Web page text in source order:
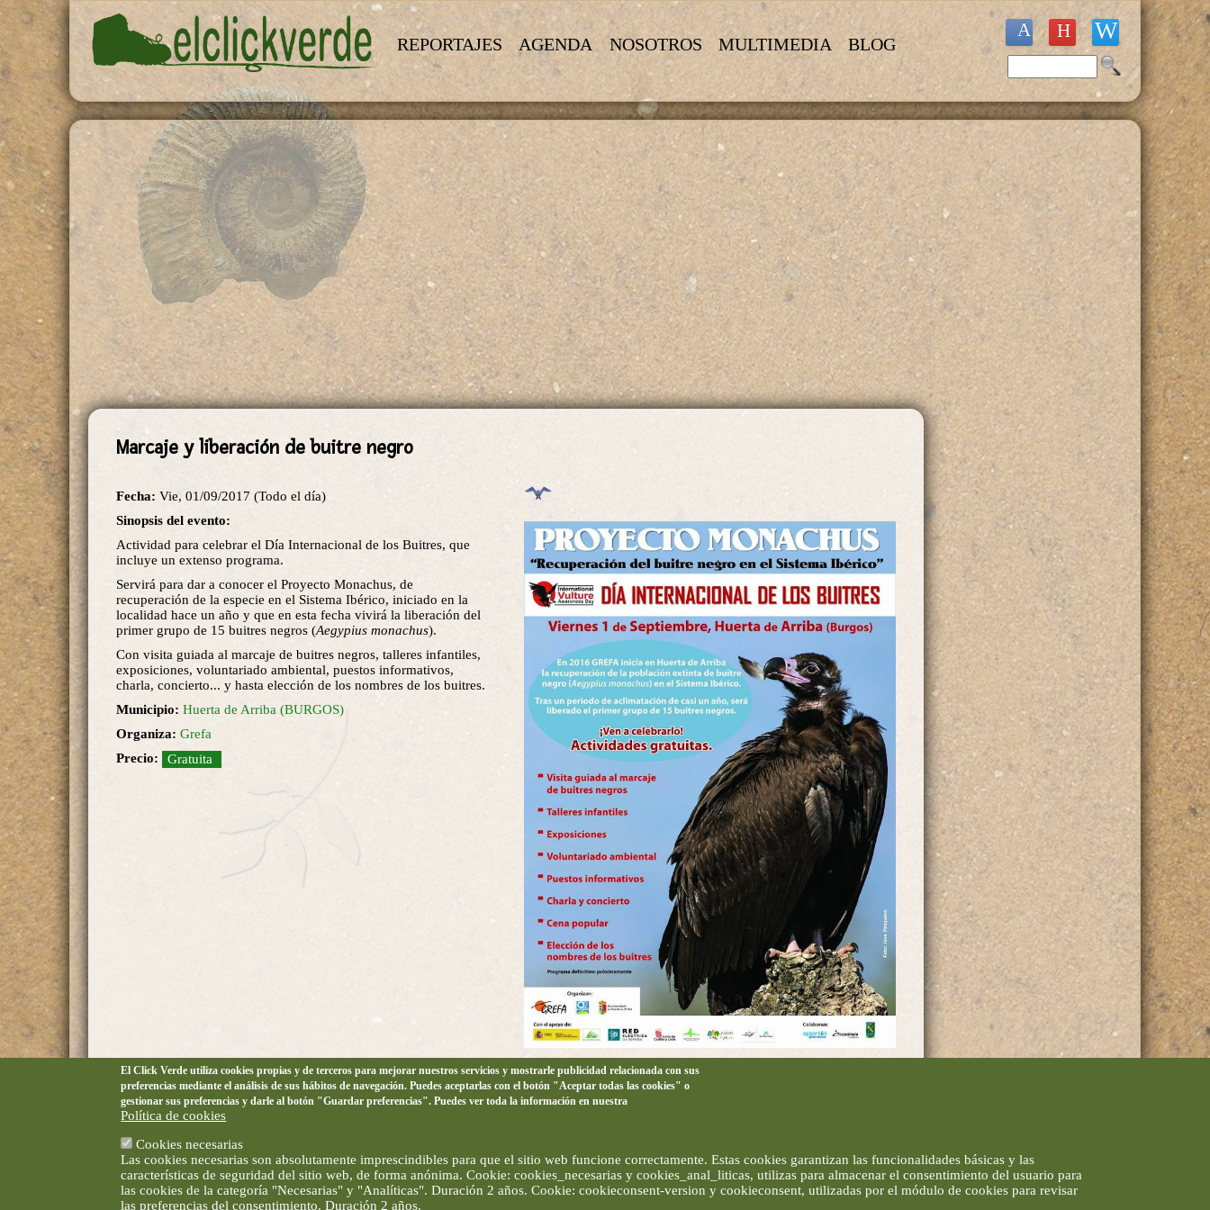
Pasar al contenido principal
REPORTAJES AGENDA NOSOTROS MULTIMEDIA BLOG
Formulario de búsqueda
Marcaje y liberación de buitre negro
Fecha: Vie, 01/09/2017 (Todo el día)
Sinopsis del evento:
Actividad para celebrar el Día Internacional de los Buitres, que
incluye un extenso programa.
Servirá para dar a conocer el Proyecto Monachus, de
recuperación de la especie en el Sistema Ibérico, iniciado en la
localidad hace un año y que en esta fecha vivirá la liberación del
primer grupo de 15 buitres negros (Aegypius monachus).
Con visita guiada al marcaje de buitres negros, talleres infantiles,
exposiciones, voluntariado ambiental, puestos informativos,
charla, concierto... y hasta elección de los nombres de los buitres.
Municipio: Huerta de Arriba (BURGOS)
Organiza: Grefa
Precio:
Gratuita
El Click Verde utiliza cookies propias y de terceros para mejorar nuestros servicios y mostrarle publicidad relacionada con sus
preferencias mediante el análisis de sus hábitos de navegación. Puedes aceptarlas con el botón "Aceptar todas las cookies" o
gestionar sus preferencias y darle al botón "Guardar preferencias". Puedes ver toda la información en nuestra
Política de cookies
Cookies necesarias
Las cookies necesarias son absolutamente imprescindibles para que el sitio web funcione correctamente. Estas cookies garantizan las funcionalidades básicas y las
características de seguridad del sitio web, de forma anónima. Cookie: cookies_necesarias y cookies_anal_liticas, utilizas para almacenar el consentimiento del usuario para
las cookies de la categoría "Necesarias" y "Analíticas". Duración 2 años. Cookie: cookieconsent-version y cookieconsent, utilizadas por el módulo de cookies para revisar
las preferencias del consentimiento. Duración 2 años.